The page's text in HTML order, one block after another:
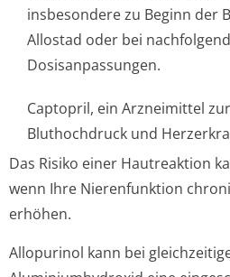
insbesondere zu Beginn der
Allostad oder bei
Dosisanpassungen.
Captopril, ein Arzneimittel
Bluthochdruck und
Das Risiko einer Hautreaktion
wenn Ihre Nierenfunktion
erhöhen.
Allopurinol kann bei